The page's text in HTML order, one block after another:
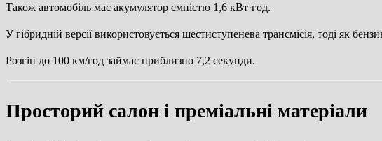
Також автомобіль має акумулятор ємністю 1,6 кВт·год.
У гібридній версії використовується шестиступенева трансмісія, тоді як
Розгін до 100 км/год займає приблизно 7,2 секунди.
Просторий салон і преміальні матеріали